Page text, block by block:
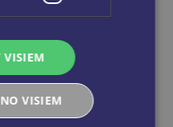
VISIEM
VISIEM